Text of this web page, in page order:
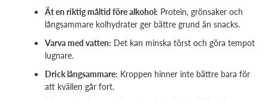
Ät en riktig måltid före alkohol: Protein, grönsaker och
långsammare kolhydrater ger bättre grund än snacks.
Varva med vatten: Det kan minska törst och göra tempot
lugnare.
Drick långsammare: Kroppen hinner inte bättre bara för
att kvällen går fort.